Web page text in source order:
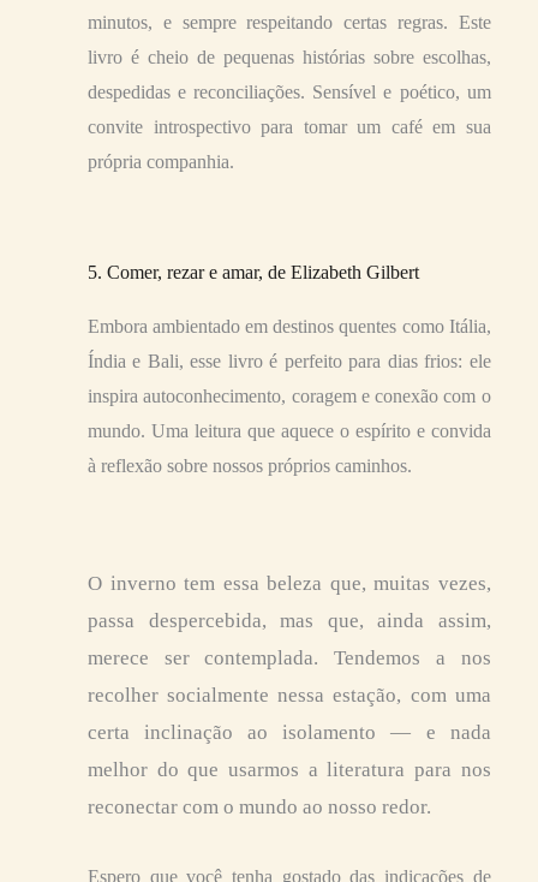
minutos, e sempre respeitando certas regras. Este
livro é cheio de pequenas histórias sobre escolhas,
despedidas e reconciliações. Sensível e poético, um
convite introspectivo para tomar um café em sua
própria companhia.
5. Comer, rezar e amar, de Elizabeth Gilbert
Embora ambientado em destinos quentes como Itália,
Índia e Bali, esse livro é perfeito para dias frios: ele
inspira autoconhecimento, coragem e conexão com o
mundo. Uma leitura que aquece o espírito e convida
à reflexão sobre nossos próprios caminhos.
O inverno tem essa beleza que, muitas vezes,
passa despercebida, mas que, ainda assim,
merece ser contemplada. Tendemos a nos
recolher socialmente nessa estação, com uma
certa inclinação ao isolamento — e nada
melhor do que usarmos a literatura para nos
reconectar com o mundo ao nosso redor.
Espero que você tenha gostado das indicações de